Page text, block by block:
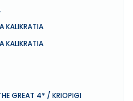
KALIKRATIA
KALIKRATIA
GREAT 4* / KRIOPIGI